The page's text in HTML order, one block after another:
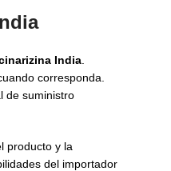
India
corresponda.
de suministro
producto y la
del importador